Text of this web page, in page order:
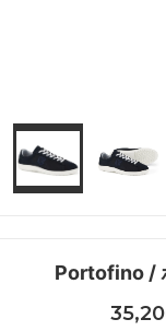
Portofino /